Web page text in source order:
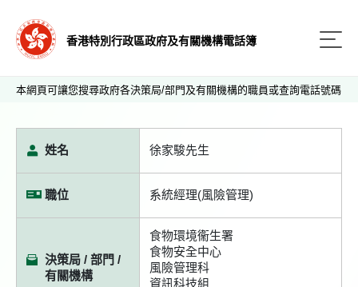
香港特別行政區政府及有關機構電話簿
本網頁可讓您搜尋政府各決策局/部門及有關機構的職員或查詢電話號碼
姓名 徐家駿先生
職位 系統經理(風險管理)
決策局 / 部門 /
有關機構
食物環境衞生署
食物安全中心
風險管理科
資訊科技組